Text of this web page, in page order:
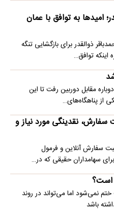
به توافق با عمان
ذوالقدر برای بازگشایی تنگه
اینکه توافق…
مقابل دوربین رفت تا این
از پناهگاه‌های…
سفارش، نقدینگی مورد نیاز و
سفارش آنلاین و فرمول
سهامداران حقیقی که در…
است؟
نمی‌شود اما می‌تواند در روند
باشد